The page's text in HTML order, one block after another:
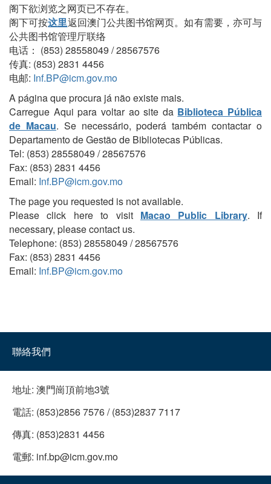
阁下欲浏览之网页已不存在。
阁下可按这里返回澳门公共图书馆网页。如有需要，亦可与
公共图书馆管理厅联络
电话： (853) 28558049 / 28567576
传真: (853) 2831 4456
电邮: Inf.BP@icm.gov.mo
A página que procura já não existe mais.
Carregue Aqui para voltar ao site da Biblioteca Pública
de Macau. Se necessário, poderá também contactar o
Departamento de Gestão de Bibliotecas Públicas.
Tel: (853) 28558049 / 28567576
Fax: (853) 2831 4456
Email: Inf.BP@icm.gov.mo
The page you requested is not available.
Please click here to visit Macao Public Library. If
necessary, please contact us.
Telephone: (853) 28558049 / 28567576
Fax: (853) 2831 4456
Email: Inf.BP@icm.gov.mo
聯絡我們
地址: 澳門崗頂前地3號
電話: (853)2856 7576 / (853)2837 7117
傳真: (853)2831 4456
電郵: inf.bp@icm.gov.mo